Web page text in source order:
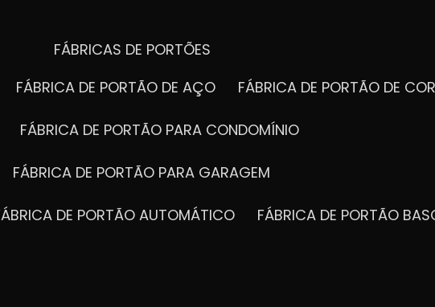
FÁBRICAS DE PORTÕES
FÁBRICA DE PORTÃO DE AÇO FÁBRICA DE PORTÃO DE
FÁBRICA DE PORTÃO PARA CONDOMÍNIO
FÁBRICA DE PORTÃO PARA GARAGEM
FÁBRICA DE PORTÃO AUTOMÁTICO FÁBRICA DE PORTÃO